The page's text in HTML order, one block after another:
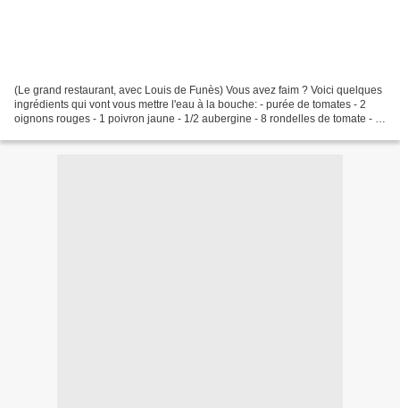
(Le grand restaurant, avec Louis de Funès) Vous avez faim ? Voici quelques
ingrédients qui vont vous mettre l'eau à la bouche: - purée de tomates - 2
oignons rouges - 1 poivron jaune - 1/2 aubergine - 8 rondelles de tomate - 8